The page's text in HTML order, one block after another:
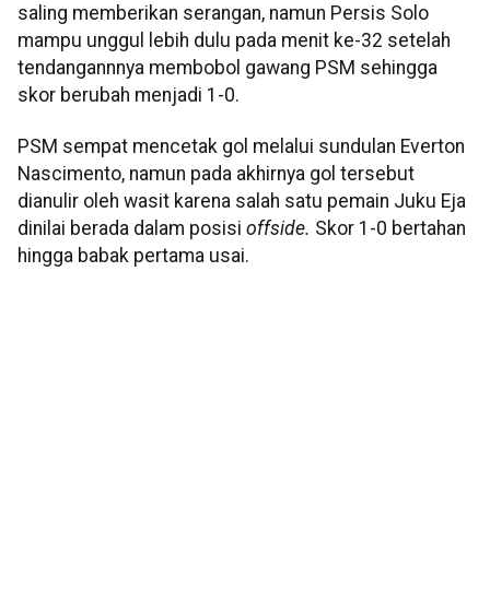
saling memberikan serangan, namun Persis Solo
mampu unggul lebih dulu pada menit ke-32 setelah
tendangannnya membobol gawang PSM sehingga
skor berubah menjadi 1-0.
PSM sempat mencetak gol melalui sundulan Everton
Nascimento, namun pada akhirnya gol tersebut
dianulir oleh wasit karena salah satu pemain Juku Eja
dinilai berada dalam posisi offside. Skor 1-0 bertahan
hingga babak pertama usai.